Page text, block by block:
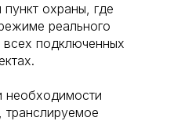
охраны, где
реального
подключенных
необходимости
транслируемое